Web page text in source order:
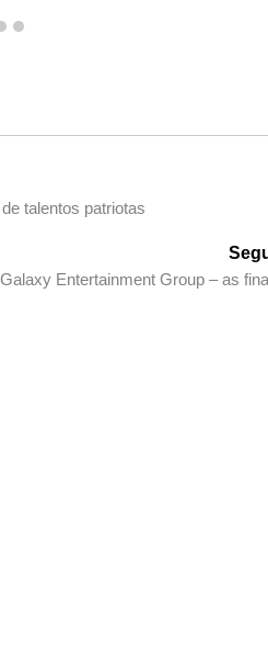
3 4
talentos patriotas
Entertainment Group – as